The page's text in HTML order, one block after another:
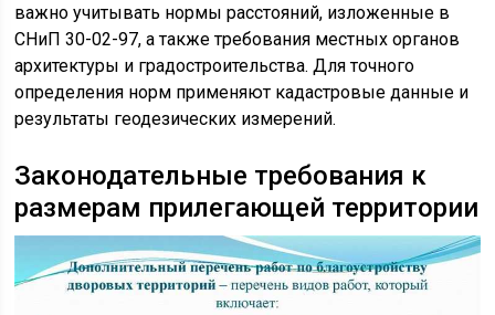
важно учитывать нормы расстояний, изложенные в
СНиП 30-02-97, а также требования местных органов
архитектуры и градостроительства. Для точного
определения норм применяют кадастровые данные и
результаты геодезических измерений.
Законодательные требования к
размерам прилегающей территории